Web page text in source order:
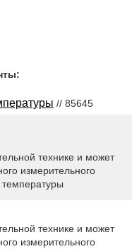
// 85645
технике и может
измерительного
температуры
технике и может
измерительного